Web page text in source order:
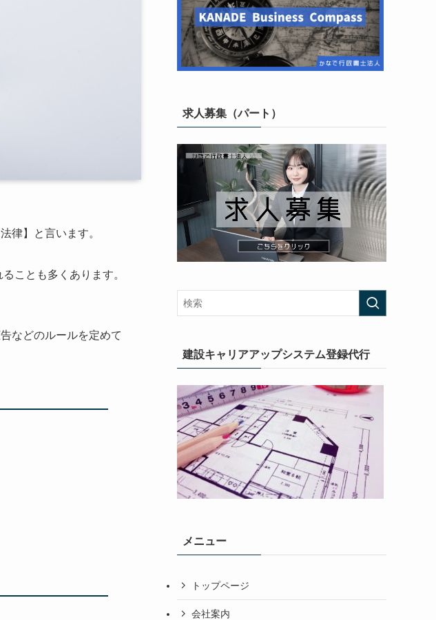
律】と言います。
ことも多くあります。
などのルールを定めて
求人募集（パート）
建設キャリアアップシステム登録代行
メニュー
トップページ
会社案内